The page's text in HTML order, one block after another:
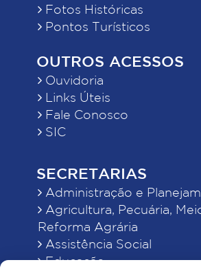
Fotos Históricas
Pontos Turísticos
OUTROS ACESSOS
Ouvidoria
Links Úteis
Fale Conosco
SIC
SECRETARIAS
Administração e
Agricultura, Pecuária,
Reforma Agrária
Assistência Social
Educação